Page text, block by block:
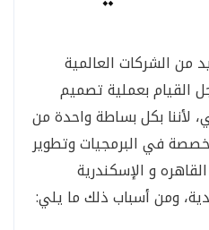
من الشركات العالمية
القيام بعملية تصميم
لأننا بكل بساطة واحدة من
في البرمجيات وتطوير
و الإسكندرية
ومن أسباب ذلك ما يلي: